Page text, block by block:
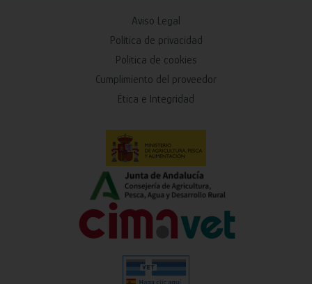
Aviso Legal
Política de privacidad
Política de cookies
Cumplimiento del proveedor
Ética e Integridad